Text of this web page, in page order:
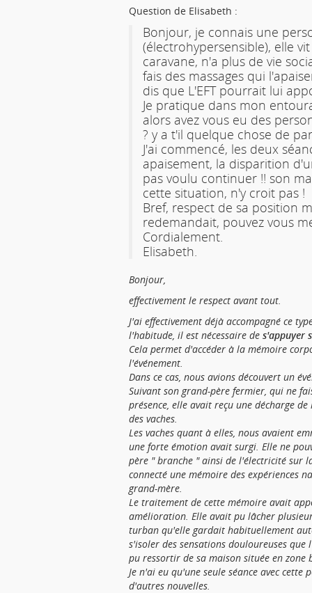
Question de Elisabeth :
Bonjour, je connais une
(électrohypersensible), elle
caravane, n'a plus de vie
fais des massages qui
dis que L'EFT pourrait lui
Je pratique dans mon
alors avez vous eu des
? y a t'il quelque chose de
J'ai commencé, les deux
apaisement, la disparition
pas voulu continuer !! son
cette situation, n'y croit pas !
Bref, respect de sa position
redemandait, pouvez vous
Cordialement.
Elisabeth.
Bonjour,
effectivement le respect avant tout.
J'ai effectivement déjà accompagné ce
l'habitude, il est nécessaire de s'appuyer
Cela permet d'accéder à la mémoire
l'événement.
Dans ce cas, nous avions découvert un
Suivant son grand-père fermier, qui ne
présence, elle avait reçu une décharge
des vaches.
Les vaches quant à elles, nous avaient
une forte émotion avait surgi. Elle ne
père " branche " ainsi de l'électricité sur
connecté une mémoire des expériences
grand-mère.
Le traitement de cette mémoire avait
amélioration. Elle avait pu lâcher
turban qu'elle gardait habituellement
s'isoler des sensations douloureuses que
pu ressortir de sa maison située en zone
Je n'ai eu qu'une seule séance avec cette
d'autres nouvelles.